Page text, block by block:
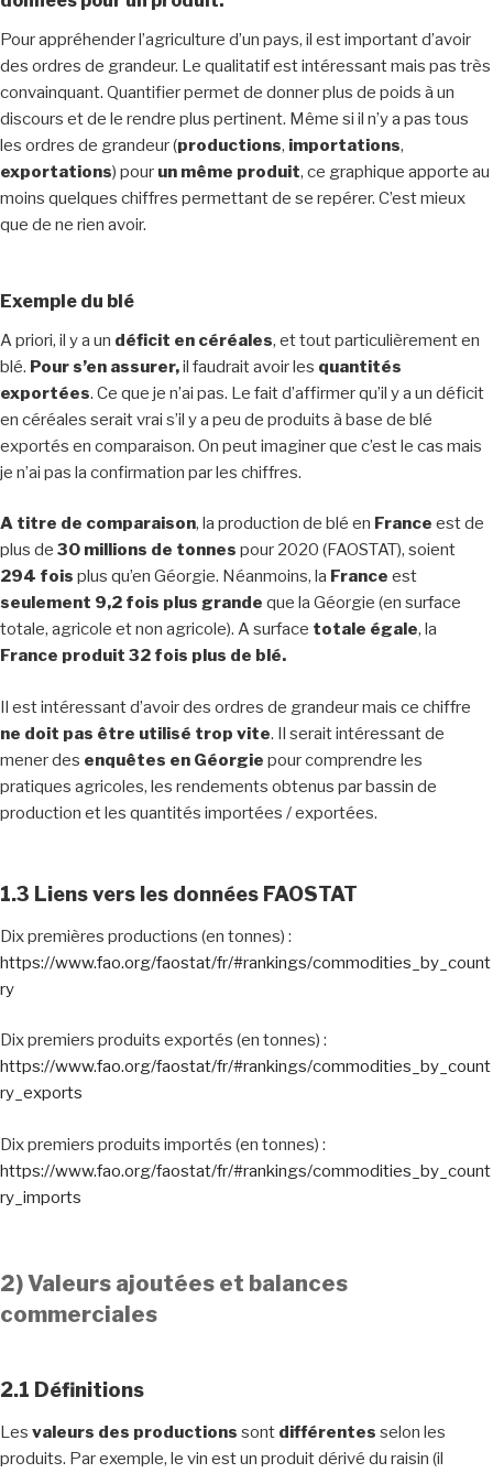
Pour appréhender l’agriculture d’un pays, il est important d’avoir
des ordres de grandeur. Le qualitatif est intéressant mais pas très
convainquant. Quantifier permet de donner plus de poids à un
discours et de le rendre plus pertinent. Même si il n’y a pas tous
les ordres de grandeur (productions, importations,
exportations) pour un même produit, ce graphique apporte au
moins quelques chiffres permettant de se repérer. C’est mieux
que de ne rien avoir.
Exemple du blé
A priori, il y a un déficit en céréales, et tout particulièrement en
blé. Pour s’en assurer,il faudrait avoir les quantités
exportées. Ce que je n’ai pas. Le fait d’affirmer qu’il y a un déficit
en céréales serait vrai s’il y a peu de produits à base de blé
exportés en comparaison. On peut imaginer que c’est le cas mais
je n’ai pas la confirmation par les chiffres.
A titre de comparaison, la production de blé en France est de
plus de 30 millions de tonnes pour 2020 (FAOSTAT), soient
294 fois plus qu’en Géorgie. Néanmoins, la France est
seulement 9,2 fois plus grande que la Géorgie (en surface
totale, agricole et non agricole). A surface totale égale, la
France produit 32 fois plus de blé.
Il est intéressant d’avoir des ordres de grandeur mais ce chiffre
ne doit pas être utilisé trop vite. Il serait intéressant de
mener des enquêtes en Géorgie pour comprendre les
pratiques agricoles, les rendements obtenus par bassin de
production et les quantités importées / exportées.
1.3 Liens vers les données FAOSTAT
Dix premières productions (en tonnes) :
https://www.fao.org/faostat/fr/#rankings/commodities_by_count
ry
Dix premiers produits exportés (en tonnes) :
https://www.fao.org/faostat/fr/#rankings/commodities_by_count
ry_exports
Dix premiers produits importés (en tonnes) :
https://www.fao.org/faostat/fr/#rankings/commodities_by_count
ry_imports
2) Valeurs ajoutées et balances
commerciales
2.1 Définitions
Les valeurs des productions sont différentes selon les
produits. Par exemple, le vin est un produit dérivé du raisin (il